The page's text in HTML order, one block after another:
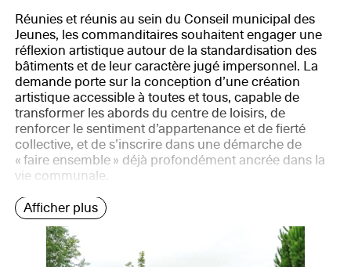
Réunies et réunis au sein du Conseil municipal des
Jeunes, les commanditaires souhaitent engager une
réflexion artistique autour de la standardisation des
bâtiments et de leur caractère jugé impersonnel. La
demande porte sur la conception d’une création
artistique accessible à toutes et tous, capable de
transformer les abords du centre de loisirs, de
renforcer le sentiment d’appartenance et de fierté
collective, et de s’inscrire dans une démarche de
« faire ensemble » déjà profondément ancrée dans la
vie communale.
Afficher plus